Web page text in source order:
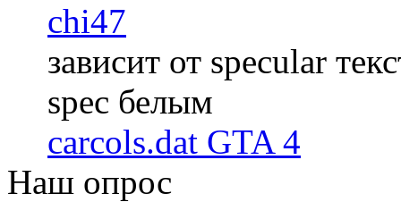
chi47
зависит от specular
spec белым
carcols.dat GTA 4
Наш опрос